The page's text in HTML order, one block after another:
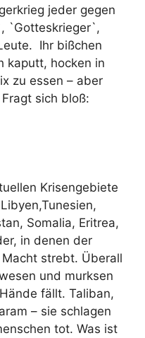
jeder gegen
`Gotteskrieger`,
Ihr bißchen
kaputt, hocken in
zu essen – aber
sich bloß:
Krisengebiete
Somalia, Eritrea,
in denen der
strebt. Überall
und murksen
fällt. Taliban,
– sie schlagen
tot. Was ist